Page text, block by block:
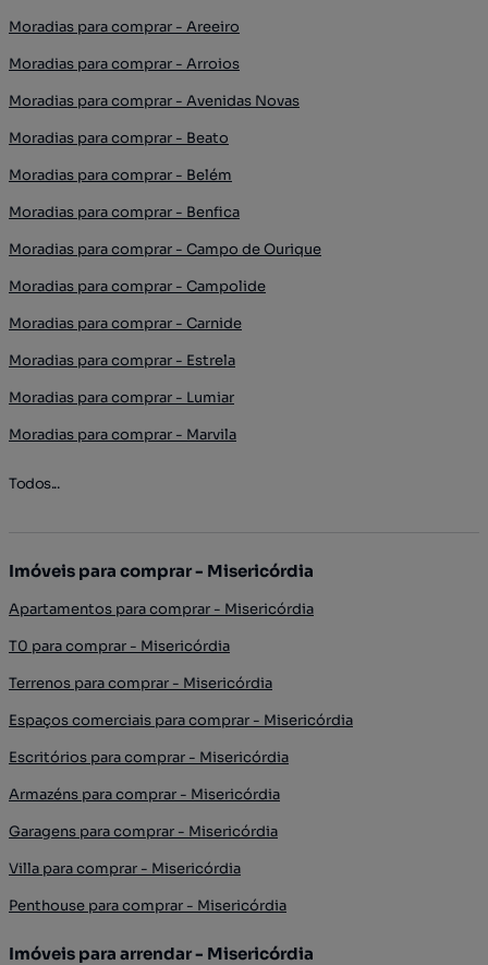
Moradias para comprar - Areeiro
Moradias para comprar - Arroios
Moradias para comprar - Avenidas Novas
Moradias para comprar - Beato
Moradias para comprar - Belém
Moradias para comprar - Benfica
Moradias para comprar - Campo de Ourique
Moradias para comprar - Campolide
Moradias para comprar - Carnide
Moradias para comprar - Estrela
Moradias para comprar - Lumiar
Moradias para comprar - Marvila
Todos...
Imóveis para comprar - Misericórdia
Apartamentos para comprar - Misericórdia
T0 para comprar - Misericórdia
Terrenos para comprar - Misericórdia
Espaços comerciais para comprar - Misericórdia
Escritórios para comprar - Misericórdia
Armazéns para comprar - Misericórdia
Garagens para comprar - Misericórdia
Villa para comprar - Misericórdia
Penthouse para comprar - Misericórdia
Imóveis para arrendar - Misericórdia